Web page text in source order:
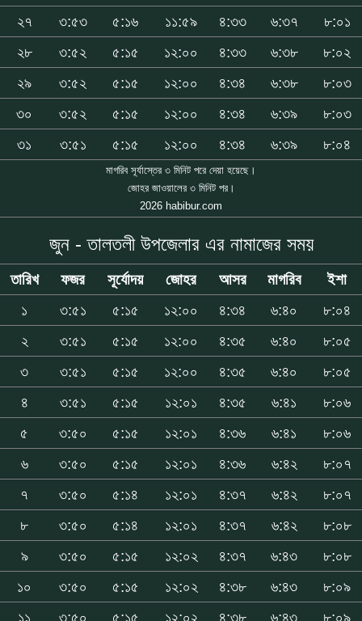
২৭
৩:৫৩ ৫:১৬ ১১:৫৯ ৪:৩৩ ৬:৩৭
৮:০১
২৮
৩:৫২ ৫:১৫ ১২:০০ ৪:৩৩ ৬:৩৮
৮:০২
২৯
৩:৫২ ৫:১৫ ১২:০০ ৪:৩৪ ৬:৩৮
৮:০৩
৩০
৩:৫২ ৫:১৫ ১২:০০ ৪:৩৪ ৬:৩৯
৮:০৩
৩১
৩:৫১ ৫:১৫ ১২:০০ ৪:৩৪ ৬:৩৯ ৮:০৪
মাগরিব সূর্যাস্তের ৩ মিনিট পরে দেয়া হয়েছে।
জোহর জাওয়ালের ৩ মিনিট পর।
2026 habibur.com
জুন - তালতলী উপজেলার এর নামাজের সময়
তারিখ ফজর সূর্যোদয় জোহর আসর মাগরিব
ইশা
১
৩:৫১ ৫:১৫ ১২:০০ ৪:৩৪ ৬:৪০
৮:০৪
২
৩:৫১ ৫:১৫ ১২:০০ ৪:৩৫ ৬:৪০
৮:০৫
৩
৩:৫১ ৫:১৫ ১২:০০ ৪:৩৫ ৬:৪০
৮:০৫
৪
৩:৫১ ৫:১৫ ১২:০১ ৪:৩৫ ৬:৪১
৮:০৬
৫
৩:৫০ ৫:১৫ ১২:০১ ৪:৩৬ ৬:৪১
৮:০৬
৬
৩:৫০ ৫:১৫ ১২:০১ ৪:৩৬ ৬:৪২
৮:০৭
৭
৩:৫০ ৫:১৪ ১২:০১ ৪:৩৭ ৬:৪২
৮:০৭
৮
৩:৫০ ৫:১৪ ১২:০১ ৪:৩৭ ৬:৪২
৮:০৮
৯
৩:৫০ ৫:১৫ ১২:০২ ৪:৩৭ ৬:৪৩
৮:০৮
১০
৩:৫০ ৫:১৫ ১২:০২ ৪:৩৮ ৬:৪৩
৮:০৯
১১
৩:৫০ ৫:১৫ ১২:০২ ৪:৩৮ ৬:৪৩ ৮:০৯